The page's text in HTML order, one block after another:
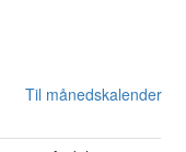
Til månedskalender